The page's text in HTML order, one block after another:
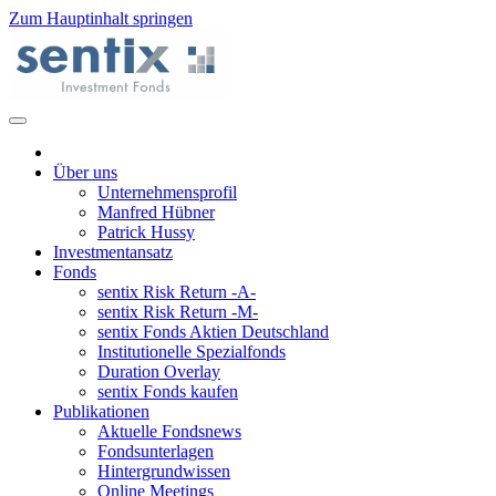
Zum Hauptinhalt springen
Über uns
Unternehmensprofil
Manfred Hübner
Patrick Hussy
Investmentansatz
Fonds
sentix Risk Return -A-
sentix Risk Return -M-
sentix Fonds Aktien Deutschland
Institutionelle Spezialfonds
Duration Overlay
sentix Fonds kaufen
Publikationen
Aktuelle Fondsnews
Fondsunterlagen
Hintergrundwissen
Online Meetings